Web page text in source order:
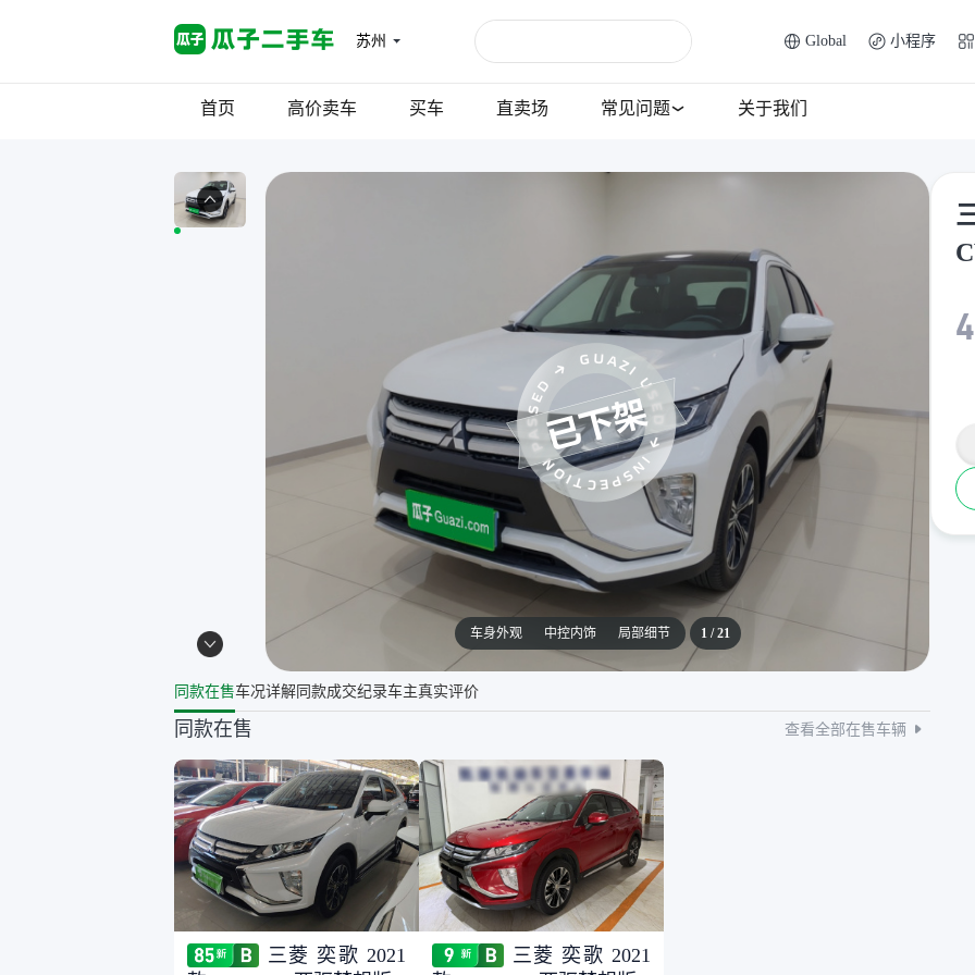
苏州 Global 小程序
首页 高价卖车 买车 直卖场 常见问题 关于我们
车身外观 中控内饰 局部细节 1/21
同款在售车况详解同款成交纪录车主真实评价
同款在售 查看全部在售车辆
三菱 奕歌 2021
三菱 奕歌 2021